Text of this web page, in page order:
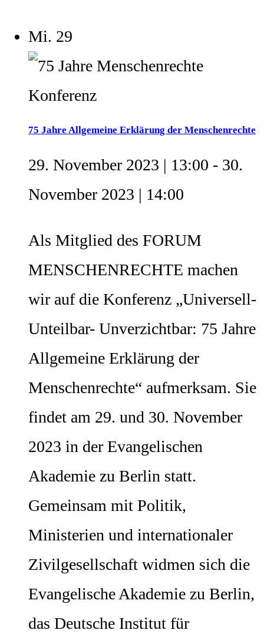
Mi. 29
75 Jahre Allgemeine Erklärung der Menschenrechte
29. November 2023 | 13:00 - 30.
November 2023 | 14:00
Als Mitglied des FORUM
MENSCHENRECHTE machen
wir auf die Konferenz „Universell-
Unteilbar- Unverzichtbar: 75 Jahre
Allgemeine Erklärung der
Menschenrechte“ aufmerksam. Sie
findet am 29. und 30. November
2023 in der Evangelischen
Akademie zu Berlin statt.
Gemeinsam mit Politik,
Ministerien und internationaler
Zivilgesellschaft widmen sich die
Evangelische Akademie zu Berlin,
das Deutsche Institut für